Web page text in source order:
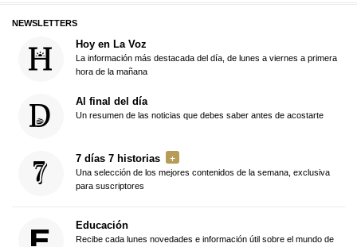
NEWSLETTERS
Hoy en La Voz
La información más destacada del día, de lunes a viernes a primera
hora de la mañana
Al final del día
Un resumen de las noticias que debes saber antes de acostarte
7 días 7 historias
Una selección de los mejores contenidos de la semana, exclusiva
para suscriptores
Educación
Recibe cada lunes novedades e información útil sobre el mundo de